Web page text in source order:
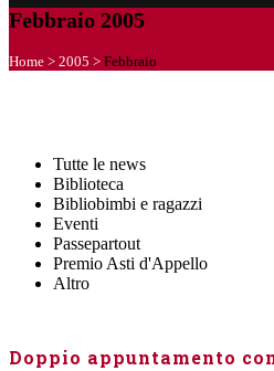
Febbraio 2005
Home > 2005 > Febbraio
Tutte le news
Biblioteca
Bibliobimbi e ragazzi
Eventi
Passepartout
Premio Asti d'Appello
Altro
Doppio appuntamento